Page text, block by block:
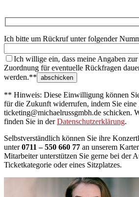
Ich bitte um Rückruf unter folgender
Ich willige ein, dass meine Angaben
Zuordnung für eventuelle Rückfragen
werden.**
** Hinweis: Diese Einwilligung können
für die Zukunft widerrufen, indem Sie eine
ticketing@michaelrussgmbh.de schicken.
finden Sie in derDatenschutzerklärung.
Selbstverständlich können Sie ihre
unter0711 – 550 660 77 an unserem
Mitarbeiter unterstützen Sie gerne bei der
Ticketkategorie oder eines Sitzplatzes.